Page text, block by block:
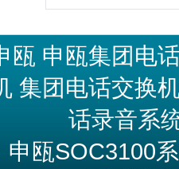
备了70多种强大的宾馆
管理和商务办公功能，可
以为IP...
瓯 申瓯集团电
集团电话交换
话录音系
申瓯SOC3100